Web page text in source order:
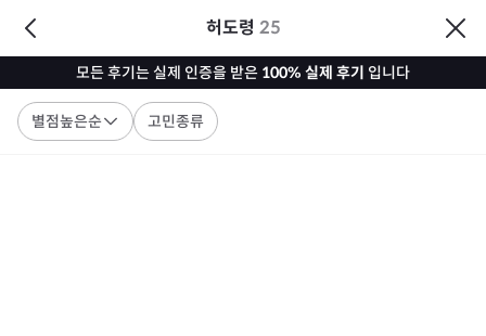
허도령 25
모든 후기는 실제 인증을 받은 100% 실제 후기 입니다
별점높은순 고민종류